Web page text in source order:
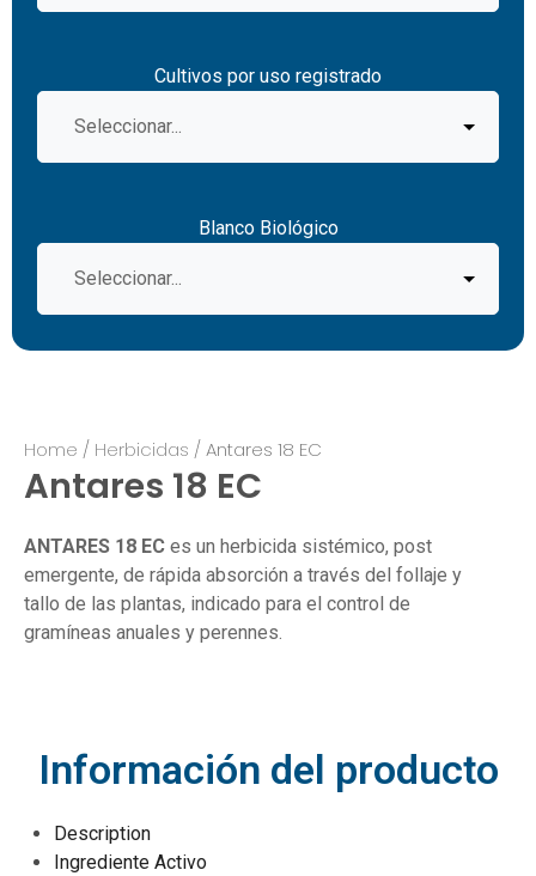
Cultivos por uso registrado
Blanco Biológico
Home / Herbicidas / Antares 18 EC
Antares 18 EC
ANTARES 18 EC es un herbicida sistémico, post
emergente, de rápida absorción a través del follaje y
tallo de las plantas, indicado para el control de
gramíneas anuales y perennes.
Información del producto
Description
Ingrediente Activo